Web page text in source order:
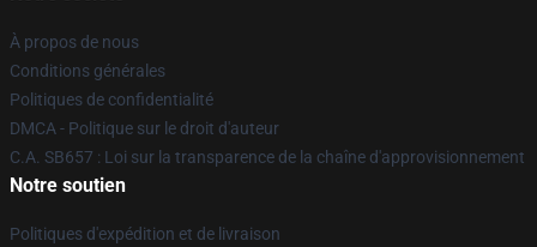
À propos de nous
Conditions générales
Politiques de confidentialité
DMCA - Politique sur le droit d'auteur
C.A. SB657 : Loi sur la transparence de la chaîne d'approvisionnement
Notre soutien
Politiques d'expédition et de livraison